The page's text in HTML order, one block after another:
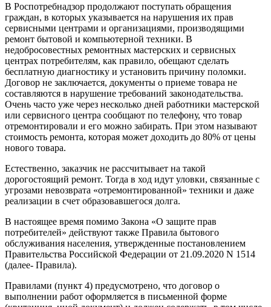
В Роспотребнадзор продолжают поступать обращения
граждан, в которых указывается на нарушения их прав
сервисными центрами и организациями, производящими
ремонт бытовой и компьютерной техники. В
недобросовестных ремонтных мастерских и сервисных
центрах потребителям, как правило, обещают сделать
бесплатную диагностику и установить причину поломки.
Договор не заключается, документы о приеме товара не
составляются в нарушение требований законодательства.
Очень часто уже через несколько дней работники мастерской
или сервисного центра сообщают по телефону, что товар
отремонтировали и его можно забирать. При этом называют
стоимость ремонта, которая может доходить до 80% от цены
нового товара.
Естественно, заказчик не рассчитывает на такой
дорогостоящий ремонт. Тогда в ход идут уловки, связанные с
угрозами невозврата «отремонтированной» техники и даже
реализации в счет образовавшегося долга.
В настоящее время помимо Закона «О защите прав
потребителей» действуют также Правила бытового
обслуживания населения, утвержденные постановлением
Правительства Российской Федерации от 21.09.2020 N 1514
(далее- Правила).
Правилами (пункт 4) предусмотрено, что договор о
выполнении работ оформляется в письменной форме